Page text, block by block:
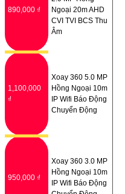
890,000 ₫
Ngoại 20m AHD
CVI TVI BCS Thu
Âm
1,100,000
₫
Xoay 360 5.0 MP
Hồng Ngoại 10m
IP Wifi Báo Động
Chuyển Động
950,000 ₫
Xoay 360 3.0 MP
Hồng Ngoại 10m
IP Wifi Báo Động